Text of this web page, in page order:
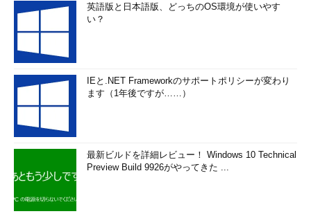
英語版と日本語版、どっちのOS環境が使いやす
い？
IEと.NET Frameworkのサポートポリシーが変わり
ます（1年後ですが……）
最新ビルドを詳細レビュー！ Windows 10 Technical
Preview Build 9926がやってきた ...